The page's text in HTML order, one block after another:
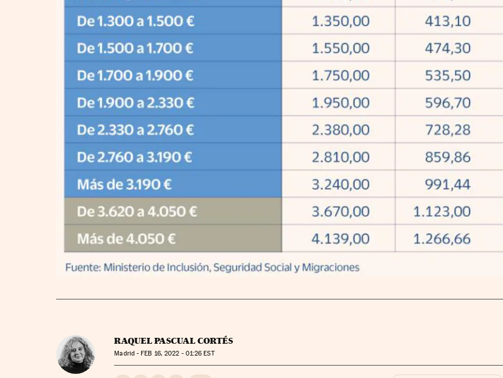
RAQUEL PASCUAL CORTÉS
Madrid - FEB 16, 2022 - 01:26 EST